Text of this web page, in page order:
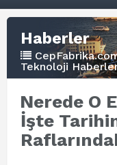
Haberler
Teknoloji
Nerede O
İşte